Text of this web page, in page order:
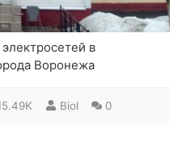
в
Воронежа
Biol 0